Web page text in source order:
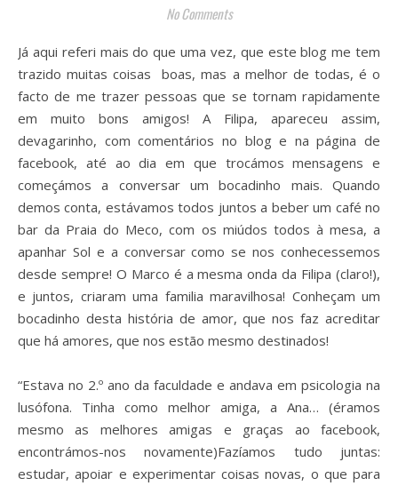
No Comments
Já aqui referi mais do que uma vez, que este blog me tem
trazido muitas coisas boas, mas a melhor de todas, é o
facto de me trazer pessoas que se tornam rapidamente
em muito bons amigos! A Filipa, apareceu assim,
devagarinho, com comentários no blog e na página de
facebook, até ao dia em que trocámos mensagens e
começámos a conversar um bocadinho mais. Quando
demos conta, estávamos todos juntos a beber um café no
bar da Praia do Meco, com os miúdos todos à mesa, a
apanhar Sol e a conversar como se nos conhecessemos
desde sempre! O Marco é a mesma onda da Filipa (claro!),
e juntos, criaram uma familia maravilhosa! Conheçam um
bocadinho desta história de amor, que nos faz acreditar
que há amores, que nos estão mesmo destinados!
“Estava no 2.º ano da faculdade e andava em psicologia na
lusófona. Tinha como melhor amiga, a Ana… (éramos
mesmo as melhores amigas e graças ao facebook,
encontrámos-nos novamente)Fazíamos tudo juntas:
estudar, apoiar e experimentar coisas novas, o que para